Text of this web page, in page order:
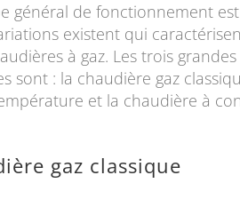
général de fonctionnement
existent qui
à gaz. Les trois
sont : la chaudière gaz
et la chaudière à
gaz classique